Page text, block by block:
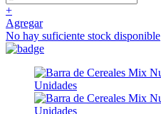
+
Agregar
No hay suficiente stock disponible